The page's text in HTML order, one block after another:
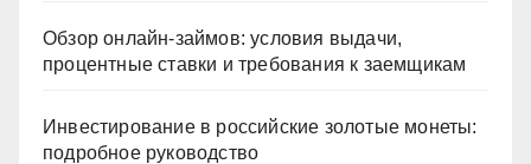
Обзор онлайн-займов: условия выдачи,
процентные ставки и требования к заемщикам
Инвестирование в российские золотые монеты:
подробное руководство